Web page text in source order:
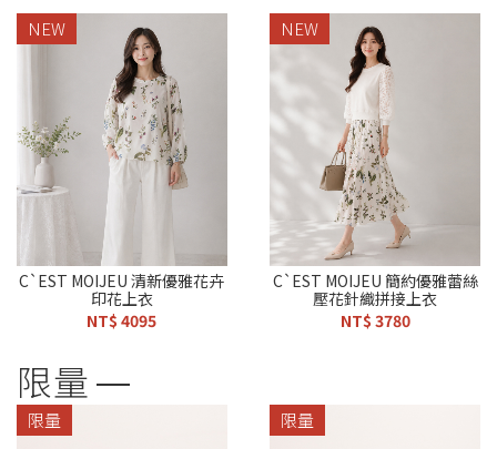
NEW
C`EST MOIJEU 清新優雅花卉
印花上衣
NT$ 4095
NEW
C`EST MOIJEU 簡約優雅蕾絲
壓花針織拼接上衣
NT$ 3780
限量
限量 限量